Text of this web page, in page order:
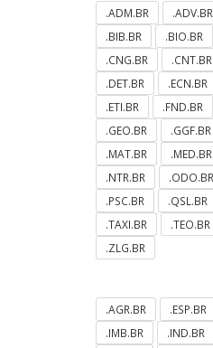
.ADM.BR .ADV.BR
.BIB.BR
.BIO.BR
.CNG.BR
.CNT.BR
.DET.BR
.ECN.BR
.ETI.BR
.FND.BR
.GEO.BR
.GGF.BR
.MAT.BR
.MED.BR
.NTR.BR
.ODO.BR
.PSC.BR
.QSL.BR
.TAXI.BR
.TEO.BR
.ZLG.BR
.AGR.BR .ESP.BR
.IMB.BR
.IND.BR